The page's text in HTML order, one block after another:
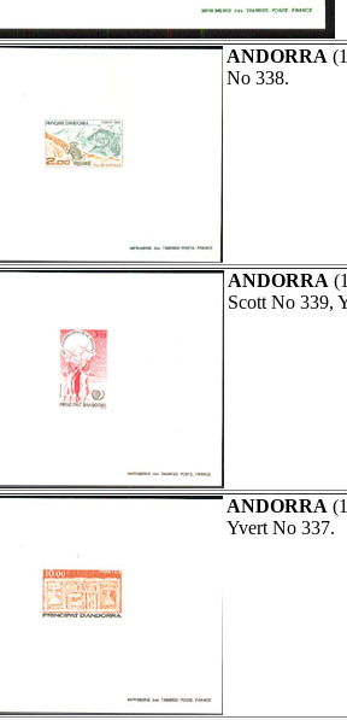
ANDORRA
No 338.
ANDORRA
Scott No 339,
ANDORRA
Yvert No 337.